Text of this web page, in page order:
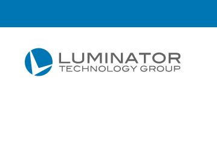
Przejdź do głównej treści